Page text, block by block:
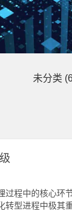
未分类
程中的核心
型进程中极